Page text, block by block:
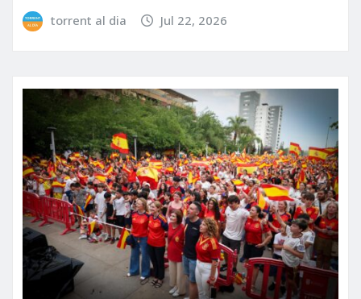
torrent al dia Jul 22, 2026